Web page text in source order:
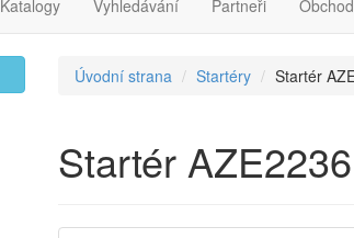
Katalogy Vyhledávání Partneři
Úvodní strana Startéry Startér
Startér